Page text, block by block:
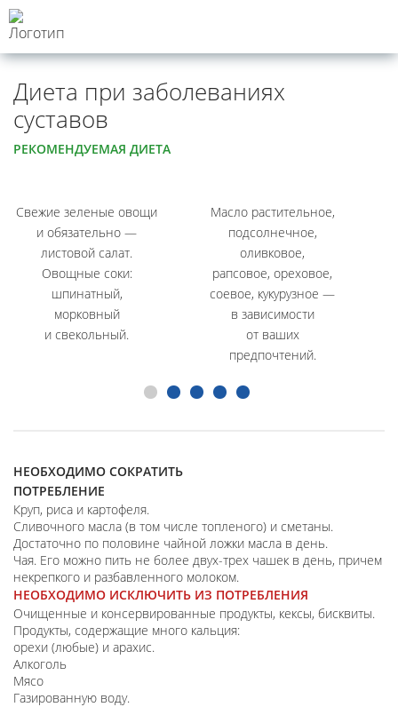
Диета при заболеваниях
суставов
РЕКОМЕНДУЕМАЯ ДИЕТА
Свежие зеленые овощи
и обязательно —
листовой салат.
Овощные соки:
шпинатный,
морковный
и свекольный.
Масло растительное,
подсолнечное,
оливковое,
рапсовое, ореховое,
соевое, кукурузное —
в зависимости
от ваших
предпочтений.
НЕОБХОДИМО СОКРАТИТЬ
ПОТРЕБЛЕНИЕ
Круп, риса и картофеля.
Сливочного масла (в том числе топленого) и сметаны.
Достаточно по половине чайной ложки масла в день.
Чая. Его можно пить не более двух-трех чашек в день, причем
некрепкого и разбавленного молоком.
НЕОБХОДИМО ИСКЛЮЧИТЬ ИЗ ПОТРЕБЛЕНИЯ
Очищенные и консервированные продукты, кексы, бисквиты.
Продукты, содержащие много кальция:
орехи (любые) и арахис.
Алкоголь
Мясо
Газированную воду.